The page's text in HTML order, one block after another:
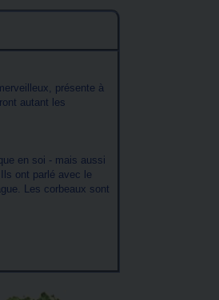
présente à
autant les
en soi - mais aussi
ont parlé avec le
Les corbeaux sont